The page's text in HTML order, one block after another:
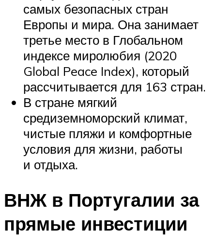
самых безопасных стран
Европы и мира. Она занимает
третье место в Глобальном
индексе миролюбия (2020
Global Peace Index), который
рассчитывается для 163 стран.
В стране мягкий
средиземноморский климат,
чистые пляжи и комфортные
условия для жизни, работы
и отдыха.
ВНЖ в Португалии за
прямые инвестиции